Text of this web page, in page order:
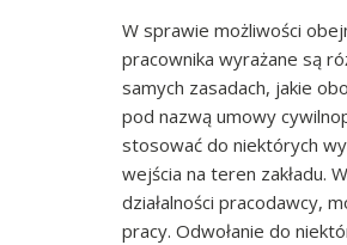
W sprawie możliwości
pracownika wyrażane są
samych zasadach, jakie
pod nazwą umowy
stosować do niektórych
wejścia na teren zakładu.
działalności pracodawcy,
pracy. Odwołanie do